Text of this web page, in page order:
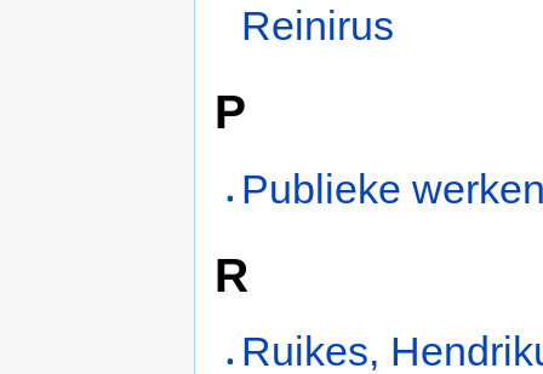
Reinirus
P
Publieke
R
Ruikes,